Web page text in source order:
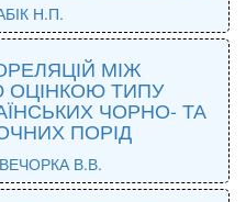
Н.П.
МІЖ
ОЦІНКОЮ ТИПУ
ЧОРНО- ТА
ПОРІД
ВЕЧОРКА В.В.